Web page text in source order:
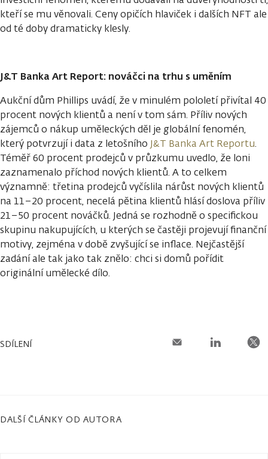
kteří se mu věnovali. Ceny opičích hlaviček i dalších NFT ale
od té doby dramaticky klesly.
J&T Banka Art Report: nováčci na trhu s uměním
Aukční dům Phillips uvádí, že v minulém pololetí přivítal 40
procent nových klientů a není v tom sám. Příliv nových
zájemců o nákup uměleckých děl je globální fenomén,
který potvrzují i data z letošního J&T Banka Art Reportu.
Téměř 60 procent prodejců v průzkumu uvedlo, že loni
zaznamenalo příchod nových klientů. A to celkem
významně: třetina prodejců vyčíslila nárůst nových klientů
na 11–20 procent, necelá pětina klientů hlásí doslova příliv
21–50 procent nováčků. Jedná se rozhodně o specifickou
skupinu nakupujících, u kterých se častěji projevují finanční
motivy, zejména v době zvyšující se inflace. Nejčastější
zadání ale tak jako tak znělo: chci si domů pořídit
originální umělecké dílo.
SDÍLENÍ
DALŠÍ ČLÁNKY OD AUTORA